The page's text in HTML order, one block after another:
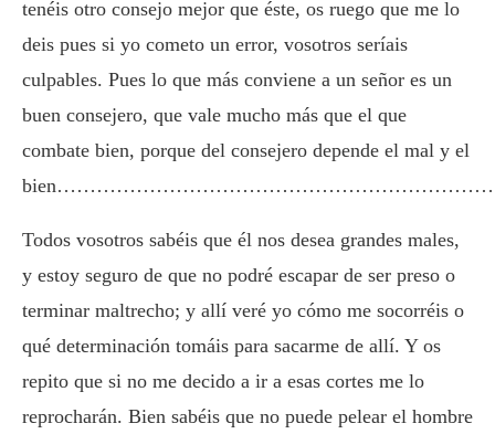
tenéis otro consejo mejor que éste, os ruego que me lo
deis pues si yo cometo un error, vosotros seríais
culpables. Pues lo que más conviene a un señor es un
buen consejero, que vale mucho más que el que
combate bien, porque del consejero depende el mal y el
Todos vosotros sabéis que él nos desea grandes males,
y estoy seguro de que no podré escapar de ser preso o
terminar maltrecho; y allí veré yo cómo me socorréis o
qué determinación tomáis para sacarme de allí. Y os
repito que si no me decido a ir a esas cortes me lo
reprocharán. Bien sabéis que no puede pelear el hombre